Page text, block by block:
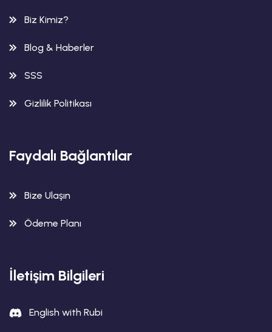
Biz Kimiz?
Blog & Haberler
SSS
Gizlilik Politikası
Faydalı Bağlantılar
Bize Ulaşın
Ödeme Planı
İletişim Bilgileri
English with Rubi